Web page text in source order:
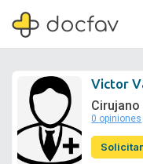
Victor
0 opiniones